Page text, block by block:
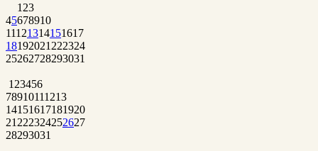
1 23
45678910
11121314151617
18192021 222324
25262728293031
1 23456
78910111213
14151617181920
21 222324252627
28293031